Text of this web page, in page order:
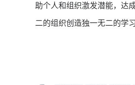
助个人和组织激发潜能，达
二的组织创造独一无二的学